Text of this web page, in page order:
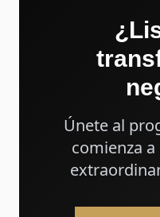
Únete al
comienza